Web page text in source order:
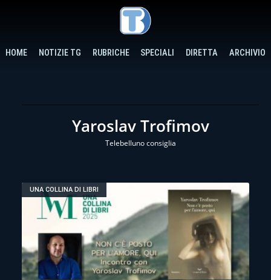
HOME NOTIZIE TG RUBRICHE SPECIALI DIRETTA ARCHIVIO
Yaroslav Trofimov
Telebelluno consiglia
UNA COLLINA DI LIBRI